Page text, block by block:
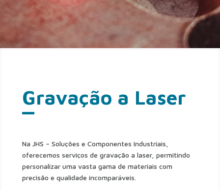
Gravação a Laser
Na JHS – Soluções e Componentes Industriais,
oferecemos serviços de gravação a laser, permitindo
personalizar uma vasta gama de materiais com
precisão e qualidade incomparáveis.